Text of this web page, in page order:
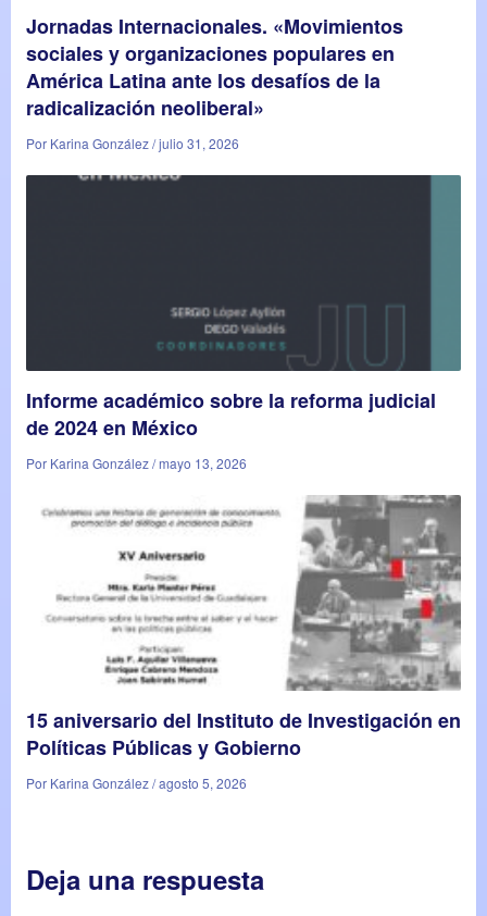
Jornadas Internacionales. «Movimientos
sociales y organizaciones populares en
América Latina ante los desafíos de la
radicalización neoliberal»
Por Karina González / julio 31, 2026
Informe académico sobre la reforma judicial
de 2024 en México
Por Karina González / mayo 13, 2026
15 aniversario del Instituto de Investigación en
Políticas Públicas y Gobierno
Por Karina González / agosto 5, 2026
Deja una respuesta